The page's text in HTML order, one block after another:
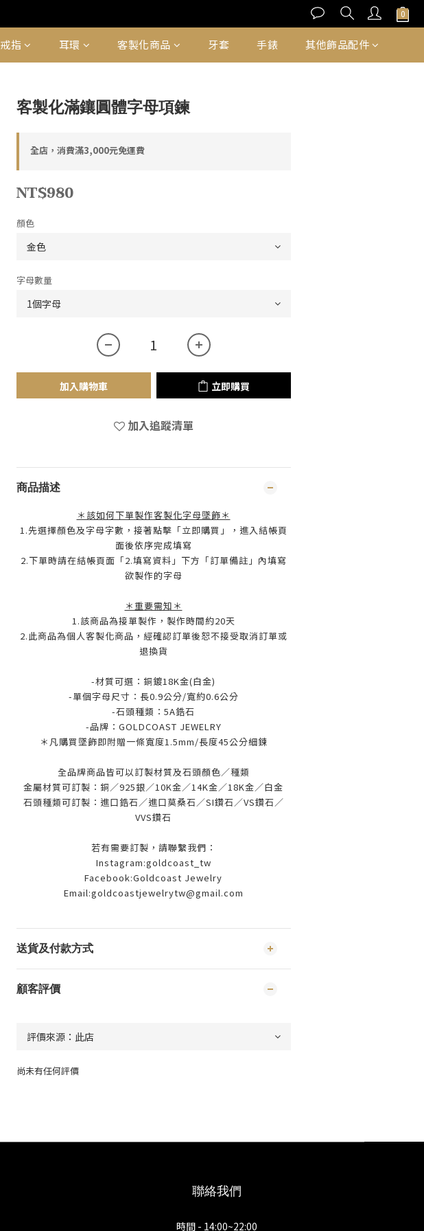
戒指 耳環 客製化商品 牙套 手錶 其他飾品配件
客製化滿鑲圓體字母項鍊
全店，消費滿3,000元免運費
NT$980
顏色
字母數量
加入購物車 立即購買
加入追蹤清單
商品描述
＊該如何下單製作客製化字母墜飾＊
1.先選擇顏色及字母字數，接著點擊「立即購買」，進入結帳頁
面後依序完成填寫
2.下單時請在結帳頁面「2.填寫資料」下方「訂單備註」內填寫
欲製作的字母
＊重要需知＊
1.該商品為接單製作，製作時間約20天
2.此商品為個人客製化商品，經確認訂單後恕不接受取消訂單或
退換貨
-材質可選：銅鍍18K金(白金)
-單個字母尺寸：長0.9公分/寬約0.6公分
-石頭種類：5A鋯石
-品牌： GOLDCOAST JEWELRY
＊凡購買墜飾即附贈一條寬度1.5mm/長度45公分細鍊
全品牌商品皆可以訂製材質及石頭顏色／種類
金屬材質可訂製：銅／925銀／10K金／14K金／18K金／白金
石頭種類可訂製：進口鋯石／進口莫桑石／SI鑽石／VS鑽石／
VVS鑽石
若有需要訂製，請聯繫我們：
Instagram:goldcoast_tw
Facebook:Goldcoast Jewelry
Email:goldcoastjewelrytw@gmail.com
送貨及付款方式
顧客評價
尚未有任何評價
立即購買
聯絡我們
時間 - 14:00~22:00